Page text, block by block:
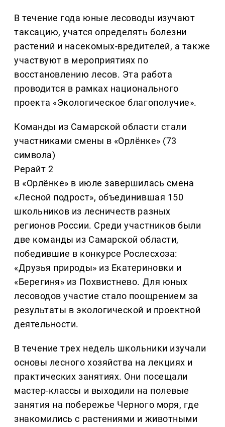
В течение года юные лесоводы изучают
таксацию, учатся определять болезни
растений и насекомых-вредителей, а также
участвуют в мероприятиях по
восстановлению лесов. Эта работа
проводится в рамках национального
проекта «Экологическое благополучие».
Команды из Самарской области стали
участниками смены в «Орлёнке» (73
символа)
Рерайт 2
В «Орлёнке» в июле завершилась смена
«Лесной подрост», объединившая 150
школьников из лесничеств разных
регионов России. Среди участников были
две команды из Самарской области,
победившие в конкурсе Рослесхоза:
«Друзья природы» из Екатериновки и
«Берегиня» из Похвистнево. Для юных
лесоводов участие стало поощрением за
результаты в экологической и проектной
деятельности.
В течение трех недель школьники изучали
основы лесного хозяйства на лекциях и
практических занятиях. Они посещали
мастер-классы и выходили на полевые
занятия на побережье Черного моря, где
знакомились с растениями и животными